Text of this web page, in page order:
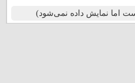
اما نمایش داده نمی‌شود)